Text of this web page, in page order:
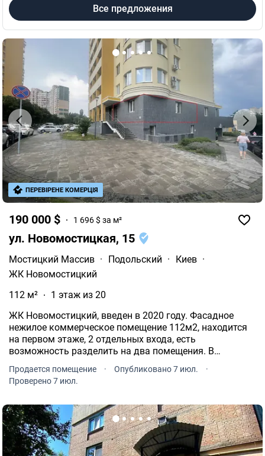
Все предложения
190 000 $ 1 696 $ за м²
ул. Новомостицкая, 15
Мостицкий Массив · Подольский · Киев ·
ЖК Новомостицкий
112 м²
1 этаж из 20
ЖК Новомостицкий, введен в 2020 году. Фасадное
нежилое коммерческое помещение 112м2, находится
на первом этаже, 2 отдельных входа, есть
возможность разделить на два помещения. В
помещении сделан ремонт, электрика, кафель на полу,
армстронг потолок, сантехника.
Продается помещение · Опубликовано 7 июл.
·
Проверено 7 июл.
ПЕРЕВІРЕНЕ КОМЕРЦІЯ